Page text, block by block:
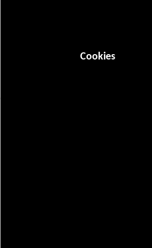
Cookies
01 hr 44 min (104 minutos).